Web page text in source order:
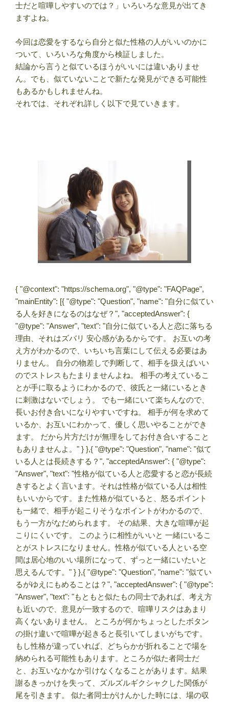
士だと喧嘩しやすいのでは？」いろいろな意見が出てき
ますよね。
今回は恋愛をするなら自分と似た性格の人がいいのかに
ついて、いろいろな角度から検証しました。
結論から言うと似ているほうがいいには違いありませ
ん。でも、似ていないことで新たな発見ができる可能性
もあるかもしれませんね。
それでは、それぞれ詳しく以下で見ていきます。
{ "@context": "https://schema.org", "@type": "FAQPage",
"mainEntity": [{ "@type": "Question", "name": "自分に似てい
る人を好きになるのはなぜ？", "acceptedAnswer": {
"@type": "Answer", "text": "自分に似ている人と恋に落ちる
理由、それはズバリ 安心感があるからです。 お互いの考
え方がわかるので、いちいち言葉にして伝える必要はあ
りません。 自分の物差しで判断して、相手を扱えばいい
のでストレスもたまりませんよね。 相手の考えているこ
とが手に取るようにわかるので、彼氏と一緒にいるとき
に刺激はないでしょう。 でも一緒にいて楽ちんなので、
長いお付き合いになりやすいですね。 相手が何を求めて
いるか、お互いにわかって、優しく思いやることができ
ます。 だから片方だけが無理をしてお付き合いすること
もありませんよ。" } },{ "@type": "Question", "name": "似て
いる人とは長続きする？", "acceptedAnswer": { "@type":
"Answer", "text": "性格が似ている人と恋愛すると恋が長続
きするとよく言います。それは性格が似ている人は相性
もいいからです。また性格が似ていると、怒るポイント
も一緒で、相手が起こりそうなポイントがわかるので、
もう一方がなだめられます。 その結果、大きな喧嘩が起
こりにくいです。 このように相性がいいと 一緒にいるこ
とがストレスになりません。性格が似ている人といる空
間は居心地のいい場所になって、ずっと一緒にいたいと
思えるんです。" } },{ "@type": "Question", "name": "似てい
るがゆえにもめることは？", "acceptedAnswer": { "@type":
"Answer", "text": "もともと似たもの同士であれば、考え方
も近いので、意見が一致するので、喧嘩リスクはあまり
高くないありません。 ところが何かちょっとしたボタン
の掛け違いで喧嘩が起きると長引いてしまいがちです。
もし性格が違っていれば、どちらかが折れることで場を
納められる可能性もあります。ところが似た者同士だ
と、お互いなかなか引けなくなることがあります。結果
謝るきっかけを失って、ズルズルギクシャクした関係が
尾を引きます。 似た者同士がけんかした時には、場の収